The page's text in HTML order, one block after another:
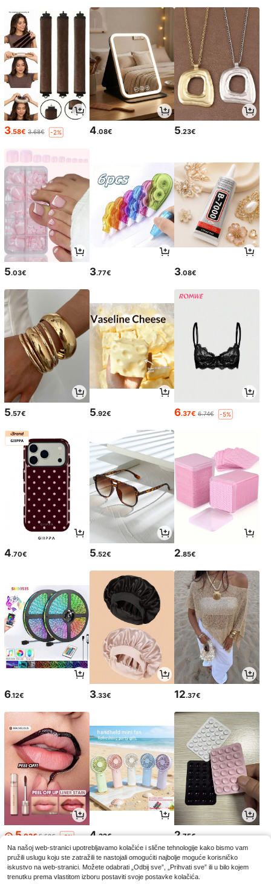
3.58€ 3.68€ -2% 4.08€ 5.23€
5.03€ 3.77€ 3.08€
5.57€ 5.92€ 6.37€ 6.74€ -5%
4.70€ 5.52€ 2.85€
6.12€ 3.33€ 12.37€
5.03€5.58€ -9% 4.32€ 2.75€
Na našoj web-stranici upotrebljavamo kolačiće i slične tehnologije kako bismo vam
pružili uslugu koju ste zatražili te nastojali omogućiti najbolje moguće korisničko
iskustvo na web-stranici. Možete odabrati „Odbij sve”, „Prihvati sve” ili u bilo kojem
trenutku prema vlastitom izboru postaviti svoje postavke kolačića.